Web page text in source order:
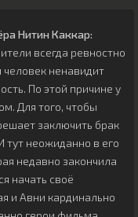
Нитин Каккар:
всегда ревностно
человек ненавидит
По этой причине у
Для того, чтобы
заключить брак
тут неожиданно в его
недавно закончила
начать своё
и Авни кардинально